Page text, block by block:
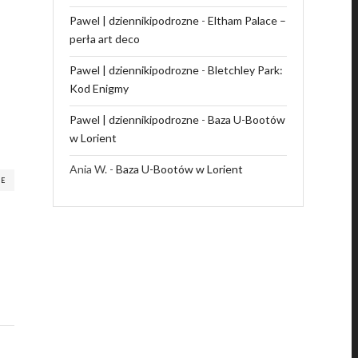
Pawel | dziennikipodrozne- Eltham Palace –
perła art deco
Pawel | dziennikipodrozne- Bletchley Park:
Kod Enigmy
Pawel | dziennikipodrozne- Baza U-Bootów
w Lorient
Ania W.- Baza U-Bootów w Lorient